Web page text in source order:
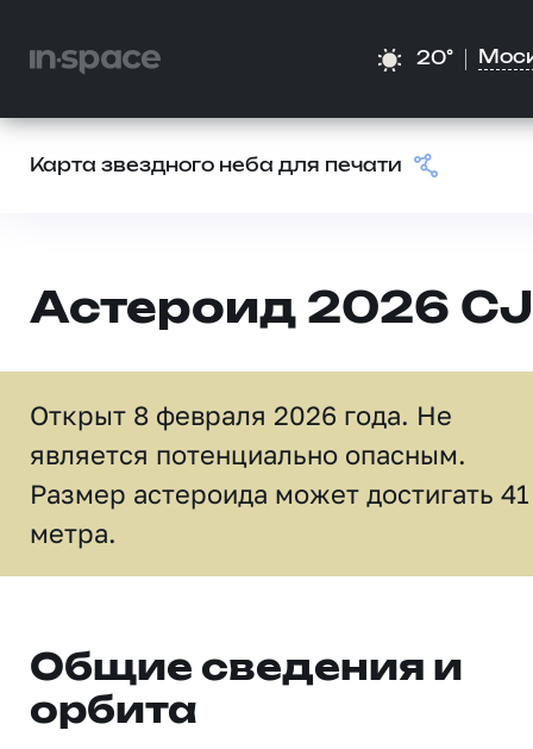
20°
Карта звездного неба для печати
Астероид 2026
Открыт 8 февраля 2026 года. Не
является потенциально опасным.
Размер астероида может достигать 41
метра.
Общие сведения и
орбита